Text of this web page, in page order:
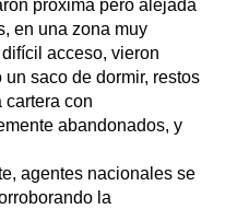
próxima pero alejada
en una zona muy
acceso, vieron
saco de dormir, restos
cartera con
abandonados, y
agentes nacionales se
la